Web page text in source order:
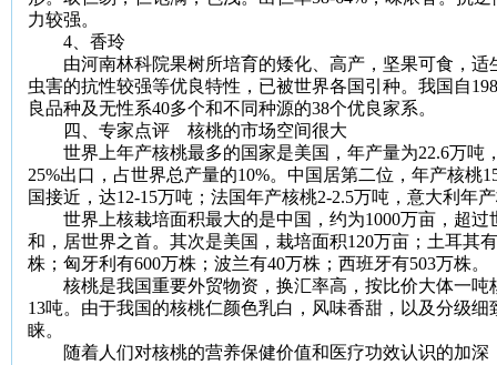
力较强。
4 、香玲
由河南林科院果树所培育的矮化、高产，坚果可食，适
虫害的抗性较强等优良特性，已被世界各国引种。我国自
良品种及无性系40多个和不同种源的38个优良家系。
四、专家点评 核桃的市场空间很大
世界上年产核桃最多的国家是美国，年产量为22.6万吨
25%出口，占世界总产量的10%。中国居第二位，年产核桃
国接近，达12-15万吨；法国年产核桃2-2.5万吨，意大利年
世界上核栽培面积最大的是中国，约为1000万亩，超过
和，居世界之首。其次是美国，栽培面积120万亩；土耳其
株；匈牙利有600万株；波兰有40万株；西班牙有503万株。
核桃是我国重要外贸物资，换汇率高，按比价大体一吨
13吨。由于我国的核桃仁颜色乳白，风味香甜，以及分级
睐。
随着人们对核桃的营养保健价值和医疗功效认识的加深